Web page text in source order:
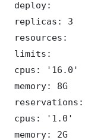
deploy:
replicas: 3
resources:
limits:
cpus: '16.0'
memory: 8G
reservations:
cpus: '1.0'
memory: 2G